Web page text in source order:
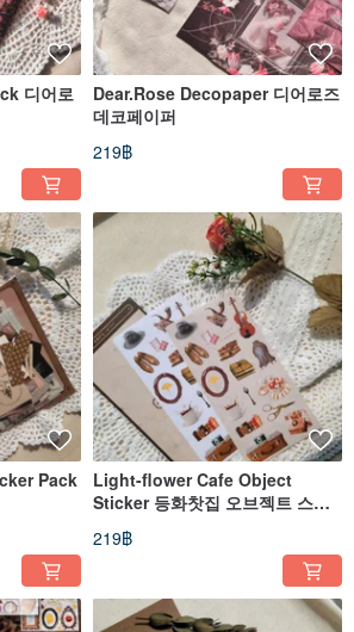
디어로
Dear.Rose Decopaper 디어로즈
데코페이퍼
219฿
Pack
Light-flower Cafe Object
Sticker 등화찻집 오브젝트 스티
219฿